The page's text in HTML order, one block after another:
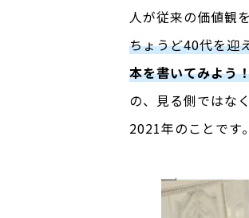
人が従来の価値観
ちょうど40代を迎
本を書いてみよう
の、見る側ではな
2021年のことです。